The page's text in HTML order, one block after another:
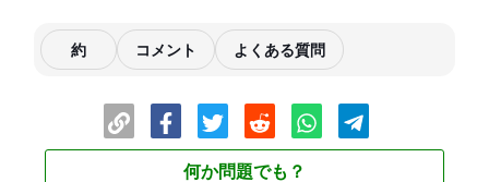
約 コメント よくある質問
何か問題でも？